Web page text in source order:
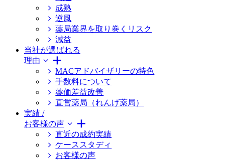
成熟
逆風
薬局業界を取り巻くリスク
減益
当社が選ばれる
理由
MACアドバイザリーの特色
手数料について
薬価差益改善
直営薬局（れんげ薬局）
実績 /
お客様の声
直近の成約実績
ケーススタディ
お客様の声